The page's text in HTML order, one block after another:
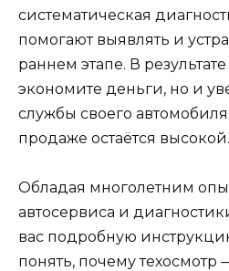
систематическая
помогают выявлять и
раннем этапе. В
экономите деньги, но и
службы своего
продаже остаётся высокой.
Обладая многолетним
автосервиса и
вас подробную
понять, почему техосмотр